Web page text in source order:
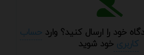
خود را ارسال کنید؟ وارد حساب
کاربریخود شوید